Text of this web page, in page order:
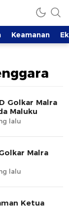
Keamanan
Golkar Malra
Maluku
lalu
Malra
lalu
Ketua